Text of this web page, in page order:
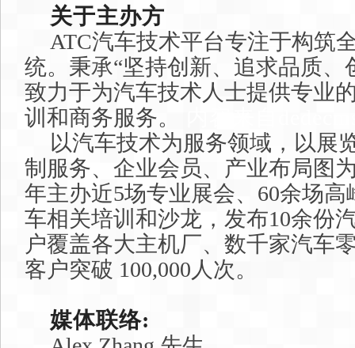
关于主办方
ATC汽车技术平台专注于构筑
统。秉承“坚持创新、追求品质、
致力于为汽车技术人士提供专业
训和商务服务。
以汽车技术为服务领域，以展
制服务、企业会员、产业布局图
年主办近5场专业展会、60余场高
车相关培训和沙龙，发布10余份
户覆盖各大主机厂、数千家汽车
客户突破 100,000人次。
媒体联络: